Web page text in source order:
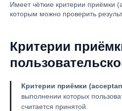
Имеет чёткие критерии приёмки
которым можно проверить
Критерии
Критерии приёмки
выполнении которых
считается принятой.